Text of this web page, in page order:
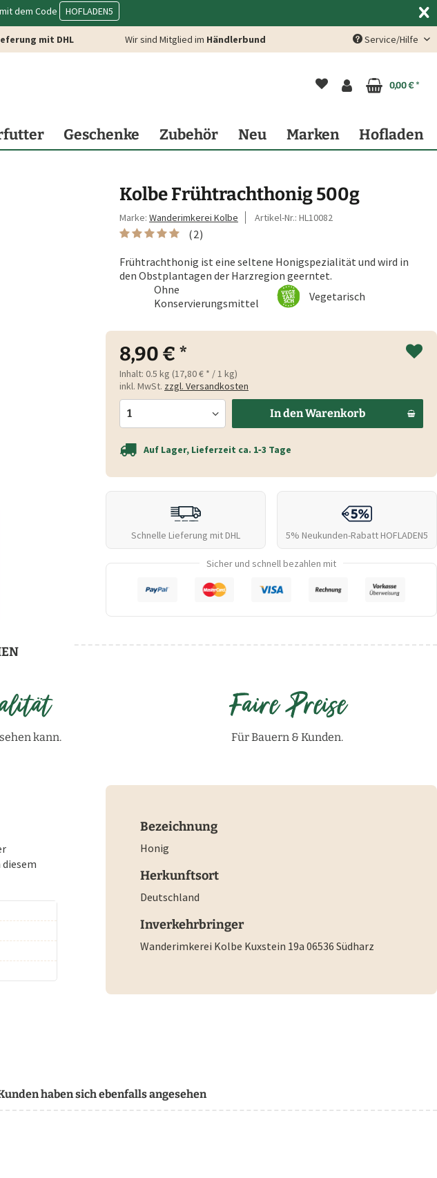
dem Code HOFLADEN5
mit DHL Wir sind Mitglied im Händlerbund Service/Hilfe
0,00 € *
Geschenke Zubehör Neu Marken Hofladen
Kolbe Frühtrachthonig 500g
Marke: Wanderimkerei Kolbe Artikel-Nr.: HL10082
(2)
Frühtrachthonig ist eine seltene Honigspezialität und wird in
den Obstplantagen der Harzregion geerntet.
Ohne
Konservierungsmittel
Vegetarisch
8,90 € *
Inhalt: 0.5 kg (17,80 € * / 1 kg)
inkl. MwSt. zzgl. Versandkosten
In denWarenkorb
Auf Lager, Lieferzeit ca. 1‑3 Tage
Schnelle Lieferung mit DHL 5% Neukunden-Rabatt HOFLADEN5
Sicher und schnell bezahlen mit
kann.
Faire Preise
Für Bauern & Kunden.
Bezeichnung
Honig
Herkunftsort
Deutschland
Inverkehrbringer
Wanderimkerei Kolbe Kuxstein 19a 06536 Südharz
haben sich ebenfalls angesehen